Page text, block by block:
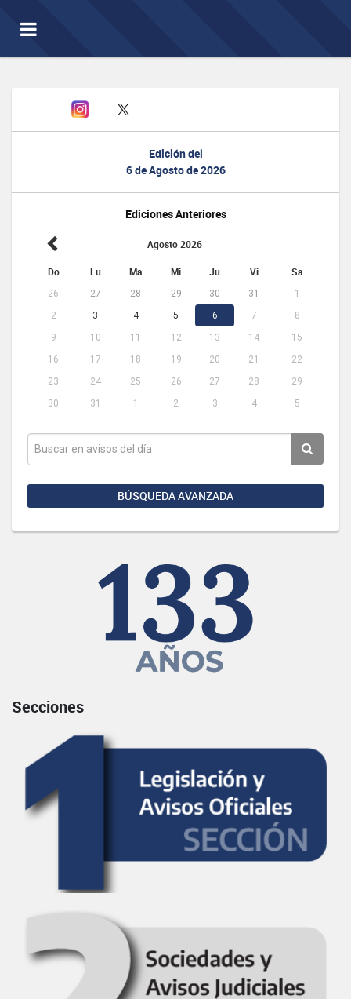
Toggle
navigation
Edición del
6 de Agosto de 2026
Ediciones Anteriores
Agosto 2026
Do Lu Ma Mi Ju Vi Sa
26 27 28 29 30 31
1
2
3 4 5 6 7
8
9
10 11 12 13 14
15
16
17 18 19 20 21
22
23
24 25 26 27 28
29
30
31 1 2 3 4 5
BÚSQUEDA AVANZADA
Secciones